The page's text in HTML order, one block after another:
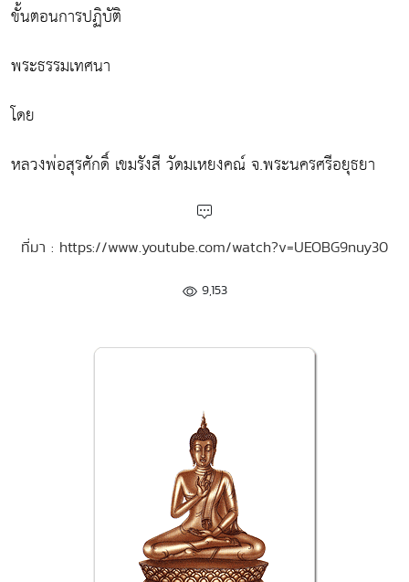
ขั้นตอนการปฏิบัติ
พระธรรมเทศนา
โดย
หลวงพ่อสุรศักดิ์ เขมรังสี วัดมเหยงคณ์ จ.พระนครศรีอยุธยา
ที่มา : https://www.youtube.com/watch?v=UEOBG9nuy30
9,153